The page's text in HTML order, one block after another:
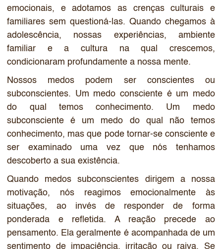
emocionais, e adotamos as crenças culturais e
familiares sem questioná-las. Quando chegamos à
adolescência, nossas experiências, ambiente
familiar e a cultura na qual crescemos,
condicionaram profundamente a nossa mente.
Nossos medos podem ser conscientes ou
subconscientes. Um medo consciente é um medo
do qual temos conhecimento. Um medo
subconsciente é um medo do qual não temos
conhecimento, mas que pode tornar-se consciente e
ser examinado uma vez que nós tenhamos
descoberto a sua existência.
Quando medos subconscientes dirigem a nossa
motivação, nós reagimos emocionalmente às
situações, ao invés de responder de forma
ponderada e refletida. A reação precede ao
pensamento. Ela geralmente é acompanhada de um
sentimento de impaciência, irritação ou raiva. Se